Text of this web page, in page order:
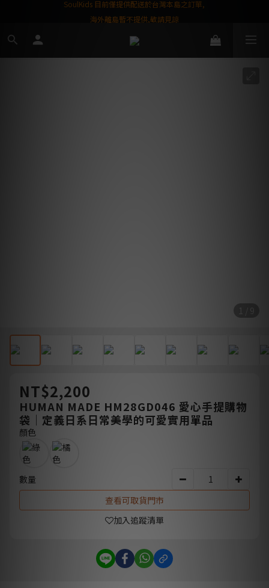
NT$2,200
HUMAN MADE HM28GD046 愛心手提購物
袋｜定義日系日常美學的可愛實用單品
顏色
數量
查看可取貨門市
加入追蹤清單
屬購物金❤️
SoulKids 目前僅提供配送於台灣本島之訂單,
海外離島暫不提供,敬請見諒